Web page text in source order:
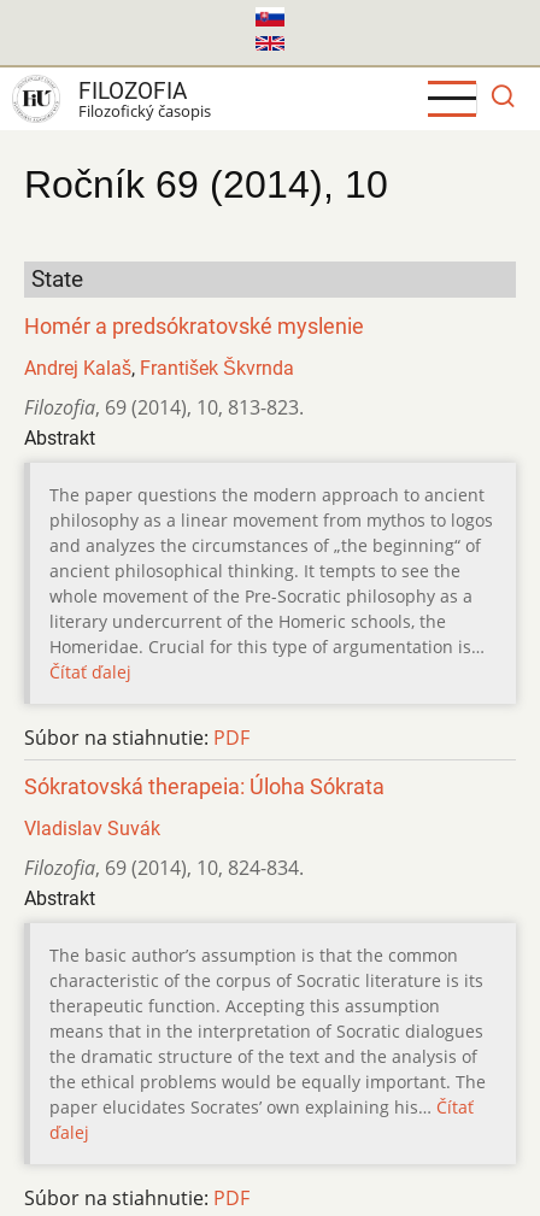
hlavný
obsah
FILOZOFIA
Filozofický časopis
Ročník 69 (2014), 10
State
Homér a predsókratovské myslenie
Andrej Kalaš, František Škvrnda
Filozofia, 69 (2014), 10, 813-823.
Abstrakt
The paper questions the modern approach to ancient
philosophy as a linear movement from mythos to logos
and analyzes the circumstances of „the beginning“ of
ancient philosophical thinking. It tempts to see the
whole movement of the Pre-Socratic philosophy as a
literary undercurrent of the Homeric schools, the
Homeridae. Crucial for this type of argumentation is…
Čítať ďalej
Súbor na stiahnutie: PDF
Sókratovská therapeia: Úloha Sókrata
Vladislav Suvák
Filozofia, 69 (2014), 10, 824-834.
Abstrakt
The basic author’s assumption is that the common
characteristic of the corpus of Socratic literature is its
therapeutic function. Accepting this assumption
means that in the interpretation of Socratic dialogues
the dramatic structure of the text and the analysis of
the ethical problems would be equally important. The
paper elucidates Socratesʼ own explaining his… Čítať
ďalej
Súbor na stiahnutie: PDF